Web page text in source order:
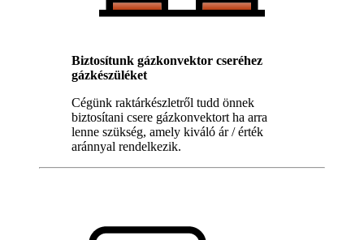
Biztosítunk gázkonvektor cseréhez
gázkészüléket
Cégünk raktárkészletről tudd önnek
biztosítani csere gázkonvektort ha arra
lenne szükség, amely kiváló ár / érték
aránnyal rendelkezik.